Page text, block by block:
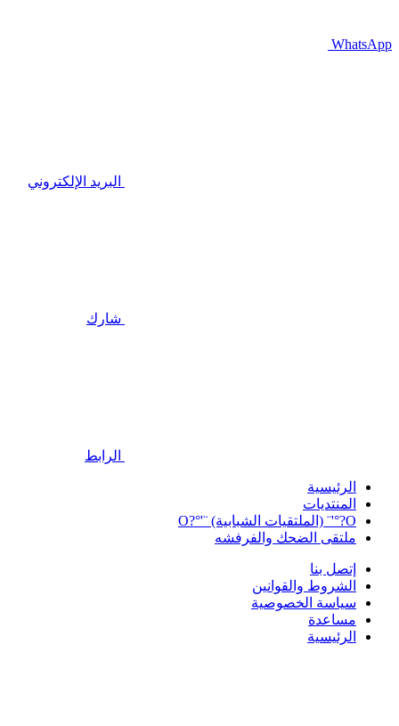
WhatsApp
البريد الإلكتروني
شارك
الرابط
الرئيسية
المنتديات
O?°'¨ (الملتقيات الشبابية) ¨'°?O
ملتقى الضحك والفرفشه
إتصل بنا
الشروط والقوانين
سياسة الخصوصية
مساعدة
الرئيسية